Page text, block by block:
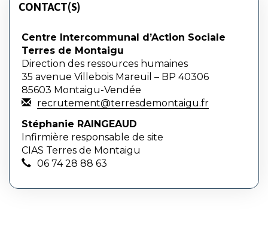
CONTACT(S)
Centre Intercommunal d’Action Sociale
Terres de Montaigu
Direction des ressources humaines
35 avenue Villebois Mareuil – BP 40306
85603 Montaigu-Vendée
recrutement@terresdemontaigu.fr
Stéphanie RAINGEAUD
Infirmière responsable de site
CIAS Terres de Montaigu
06 74 28 88 63